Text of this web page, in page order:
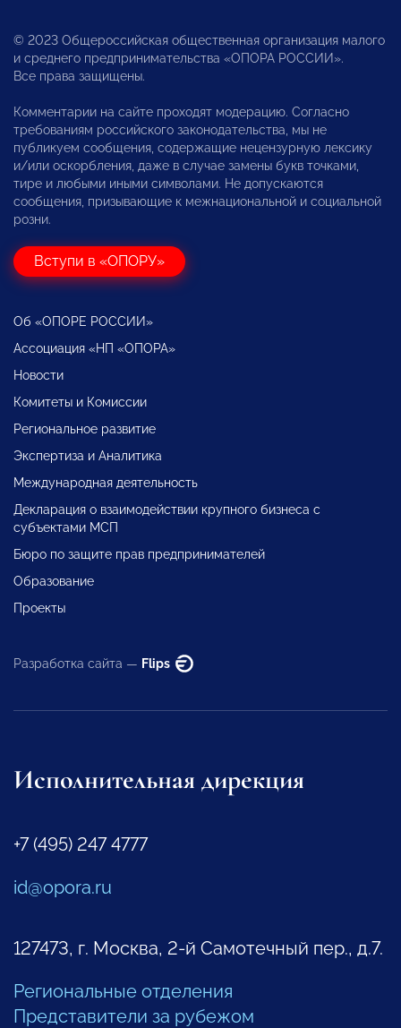
© 2023 Общероссийская общественная организация малого
и среднего предпринимательства «ОПОРА РОССИИ».
Все права защищены.
Комментарии на сайте проходят модерацию. Согласно
требованиям российского законодательства, мы не
публикуем сообщения, содержащие нецензурную лексику
и/или оскорбления, даже в случае замены букв точками,
тире и любыми иными символами. Не допускаются
сообщения, призывающие к межнациональной и социальной
розни.
Вступи в «ОПОРУ»
Об «ОПОРЕ РОССИИ»
Ассоциация «НП «ОПОРА»
Новости
Комитеты и Комиссии
Региональное развитие
Экспертиза и Аналитика
Международная деятельность
Декларация о взаимодействии крупного бизнеса с
субъектами МСП
Бюро по защите прав предпринимателей
Образование
Проекты
Разработка сайта — Flips
Исполнительная дирекция
+7 (495) 247 4777
id@opora.ru
127473, г. Москва, 2-й Самотечный пер., д.7.
Региональные отделения
Представители за рубежом